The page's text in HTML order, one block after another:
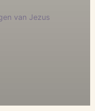
van Jezus